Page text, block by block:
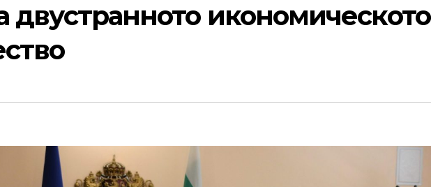
двустранното икономическото